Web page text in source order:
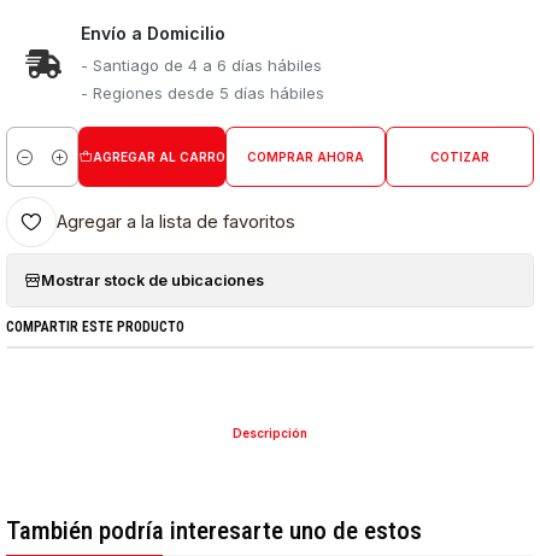
Envío a Domicilio
- Santiago de 4 a 6 días hábiles
- Regiones desde 5 días hábiles
Cantidad
AGREGAR AL CARRO COMPRAR AHORA COTIZAR
Agregar a la lista de favoritos
Mostrar stock de ubicaciones
COMPARTIR ESTE PRODUCTO
Descripción
También podría interesarte uno de estos